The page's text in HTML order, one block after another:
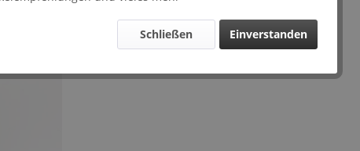
Einverstanden
Schließen